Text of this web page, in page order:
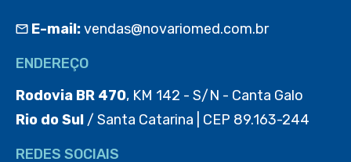
E-mail:vendas@novariomed.com.br
ENDEREÇO
Rodovia BR 470, KM 142 - S/N - Canta Galo
Rio do Sul / Santa Catarina | CEP 89.163-244
REDES SOCIAIS